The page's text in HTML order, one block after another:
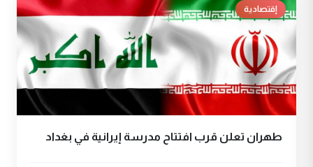
إقتصادية
طهران تعلن قرب افتتاح مدرسة إيرانية في بغداد